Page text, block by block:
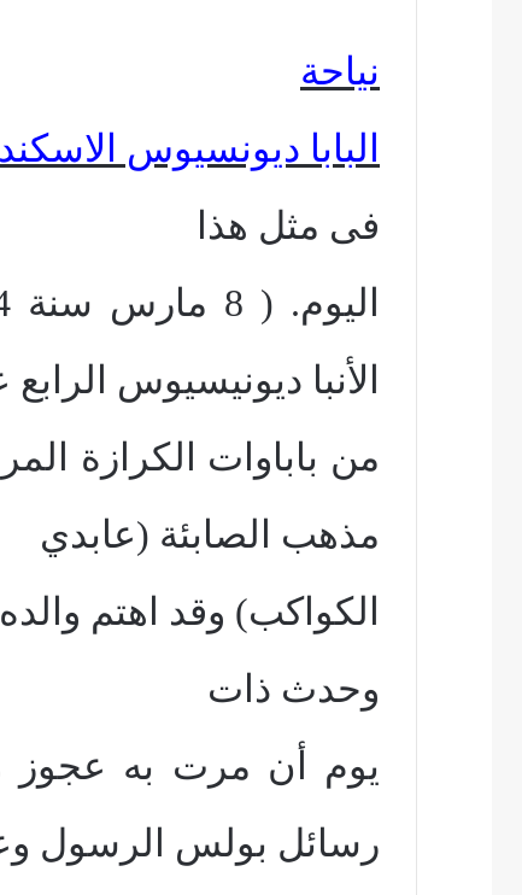
نياحة
البابا ديونسيوس الاسكندرى ال14 (
فى مثل هذا
الأنبا ديونيسيوس
من باباوات الكرازة
مذهب الصابئة (عابدي
الكواكب) وقد اهتم
وحدث ذات
يوم أن مرت به عجوز
رسائل بولس الرسول